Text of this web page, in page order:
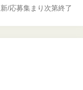
/応募集まり次第終了